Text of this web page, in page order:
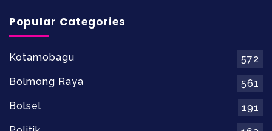
Popular Categories
Kotamobagu
572
Bolmong Raya
561
Bolsel
191